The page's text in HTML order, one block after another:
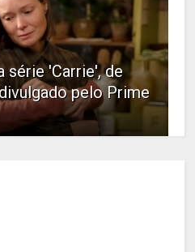
série 'Carrie', de
pelo Prime